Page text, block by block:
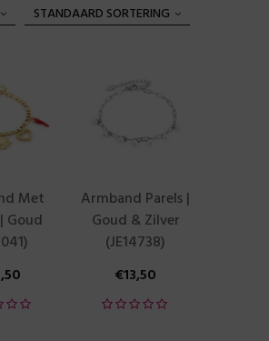
STANDAARD SORTERING
Met
Goud
Armband Parels |
Goud & Zilver
(JE14738)
€13,50